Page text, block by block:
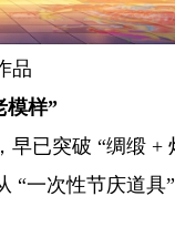
品
模样”
已突破 “绸缎 +
“一次性节庆道具